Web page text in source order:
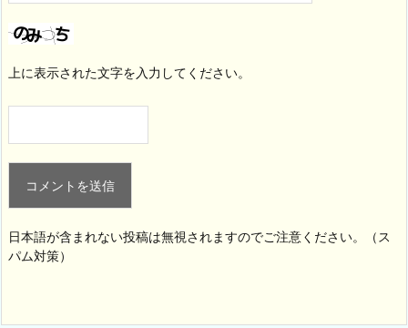
上に表示された文字を入力してください。
日本語が含まれない投稿は無視されますのでご注意ください。（ス
パム対策）